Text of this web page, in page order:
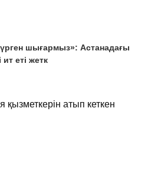
шығармыз»: Астанадағы
еті жетк